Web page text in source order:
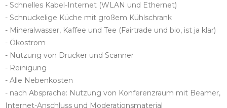
- Schnelles Kabel-Internet (WLAN und Ethernet)
- Schnuckelige Küche mit großem Kühlschrank
- Mineralwasser, Kaffee und Tee (Fairtrade und bio, ist ja klar)
- Ökostrom
- Nutzung von Drucker und Scanner
- Reinigung
- Alle Nebenkosten
- nach Absprache: Nutzung von Konferenzraum mit Beamer,
Internet-Anschluss und Moderationsmaterial